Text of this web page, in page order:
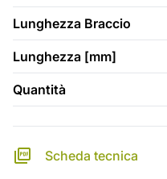
Lunghezza Braccio
Lunghezza [mm]
Quantità
Scheda tecnica